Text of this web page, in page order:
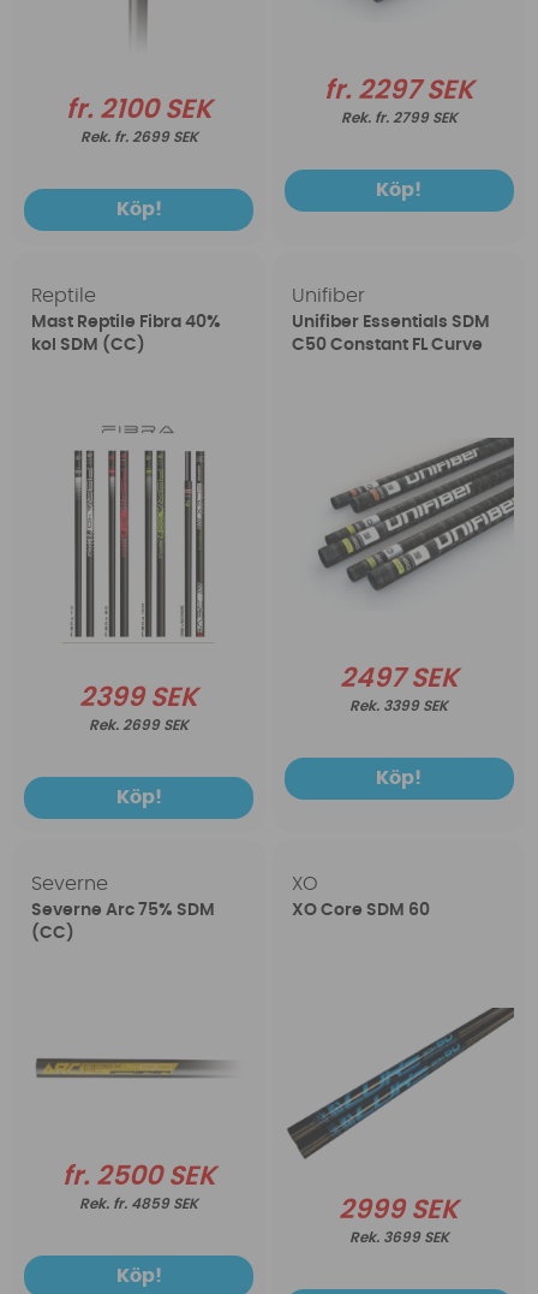
fr. 2100 SEK
fr. 2699 SEK
Köp!
fr. 2297 SEK
fr. 2799 SEK
Köp!
Reptile
Mast Reptile Fibra 40%
kol SDM (CC)
2399 SEK
2699 SEK
Köp!
Unifiber
Unifiber Essentials SDM
C50 Constant FL Curve
2497 SEK
3399 SEK
Köp!
Severne
Severne Arc 75% SDM
(CC)
fr. 2500 SEK
fr. 4859 SEK
Köp!
XO
XO Core SDM 60
2999 SEK
3699 SEK